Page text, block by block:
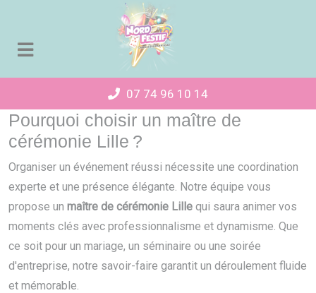
07 74 96 10 14
Pourquoi choisir un maître de
cérémonie Lille ?
Organiser un événement réussi nécessite une coordination
experte et une présence élégante. Notre équipe vous
propose un maître de cérémonie Lille qui saura animer vos
moments clés avec professionnalisme et dynamisme. Que
ce soit pour un mariage, un séminaire ou une soirée
d'entreprise, notre savoir-faire garantit un déroulement fluide
et mémorable.
Panneau de gestion des cookies